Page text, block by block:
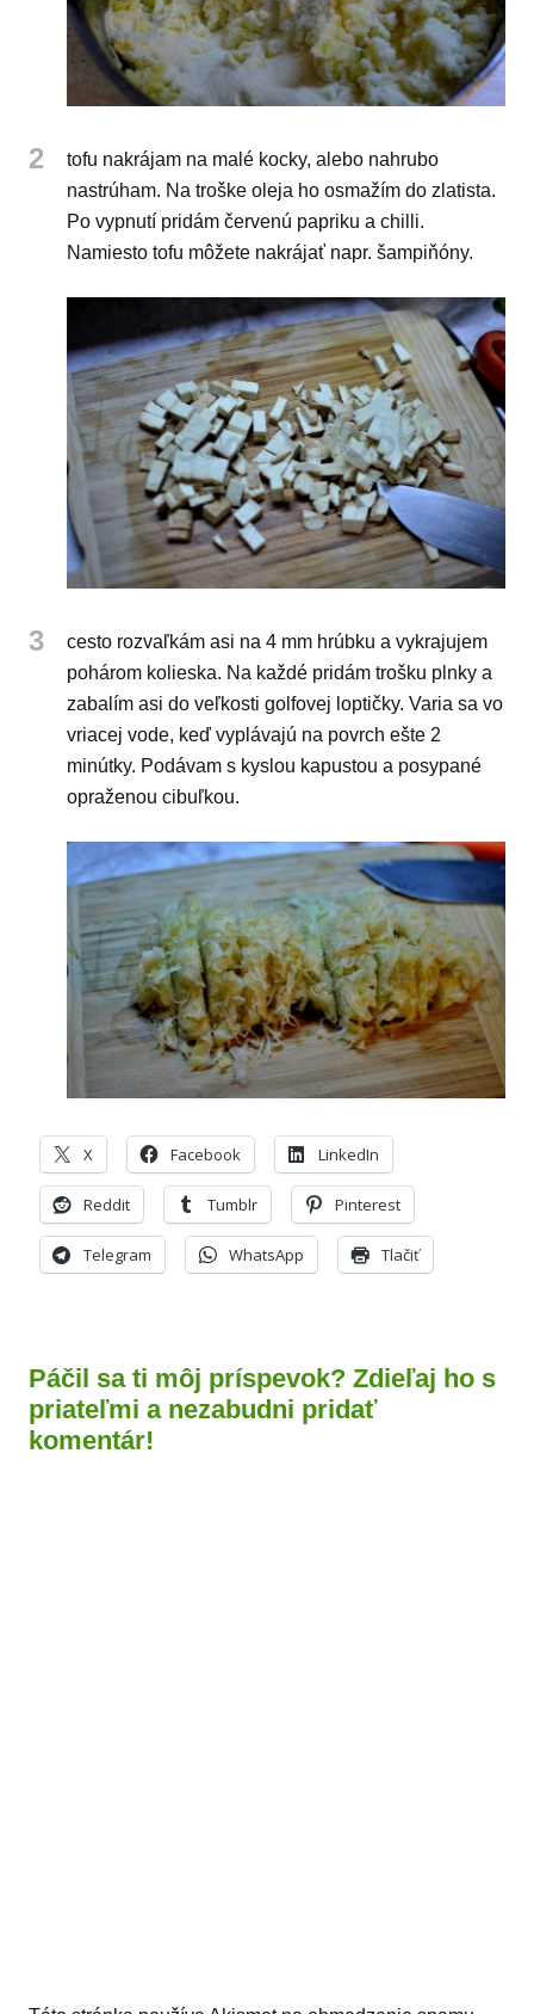
2
tofu nakrájam na malé kocky, alebo nahrubo
nastrúham. Na troške oleja ho osmažím do zlatista.
Po vypnutí pridám červenú papriku a chilli.
Namiesto tofu môžete nakrájať napr. šampiňóny.
3
cesto rozvaľkám asi na 4 mm hrúbku a vykrajujem
pohárom kolieska. Na každé pridám trošku plnky a
zabalím asi do veľkosti golfovej loptičky. Varia sa vo
vriacej vode, keď vyplávajú na povrch ešte 2
minútky. Podávam s kyslou kapustou a posypané
opraženou cibuľkou.
X Facebook LinkedIn
Reddit Tumblr Pinterest
Telegram WhatsApp Tlačiť
Páčil sa ti môj príspevok? Zdieľaj ho s
priateľmi a nezabudni pridať
komentár!